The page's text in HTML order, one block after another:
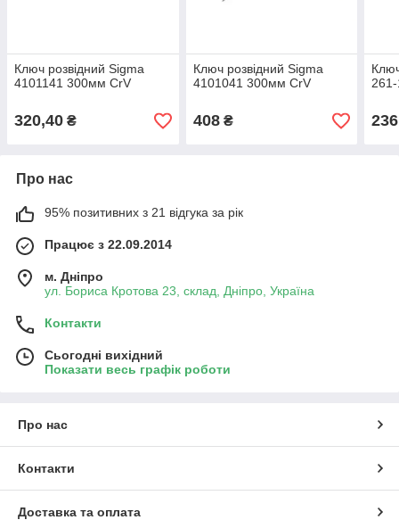
Ключ розвідний Sigma
4101141 300мм CrV
320,40 ₴
Ключ розвідний Sigma
4101041 300мм CrV
408₴
Про нас
95% позитивних з 21 відгука за рік
Працює з 22.09.2014
м. Дніпро
ул. Бориса Кротова 23, склад, Дніпро, Україна
Контакти
Сьогодні вихідний
Показати весь графік роботи
Про нас
Контакти
Доставка та оплата